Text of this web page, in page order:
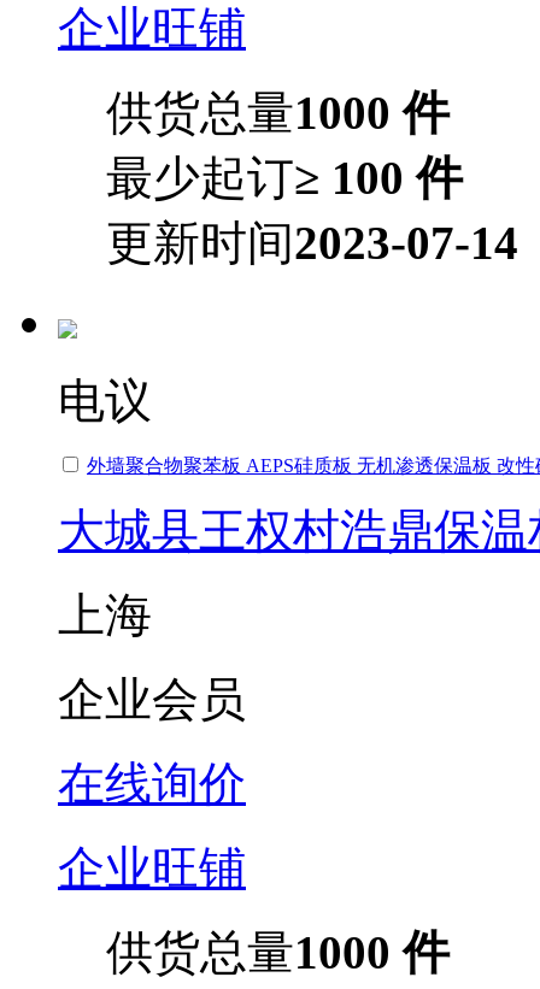
企业旺铺
供货总量1000 件
最少起订≥ 100 件
更新时间2023-07-14
电议
外墙聚合物聚苯板 AEPS硅质板 无机渗透保温板 改
大城县王权村浩鼎保
上海
企业会员
在线询价
企业旺铺
供货总量1000 件